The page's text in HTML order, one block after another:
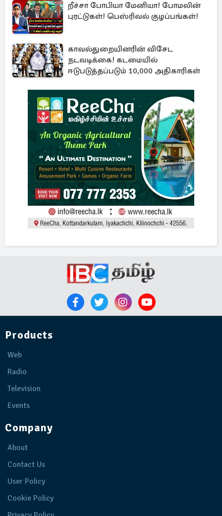
றீச்சா போபியா மேனியா! போமலின்
புரட்டுகள்! பெஸ்ரிவல் குழப்பங்கள்!
காவல்துறையினரின் விசேட
நடவடிக்கை! கடமையில்
ஈடுபடுத்தப்படும் 10,000 அதிகாரிகள்
Products
Web
Radio
Television
Events
Company
About
Contact Us
User Policy
Cookie Policy